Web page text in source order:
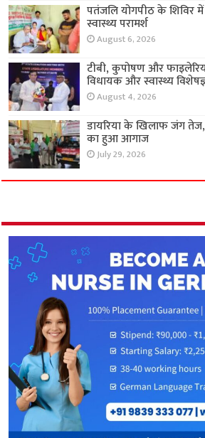
पतंजलि योगपीठ के शिविर
स्वास्थ्य परामर्श
August 6, 2026
टीबी, कुपोषण और
विधायक और स्वास्थ्य
August 4, 2026
डायरिया के खिलाफ जंग तेज,
का हुआ आगाज
July 29, 2026